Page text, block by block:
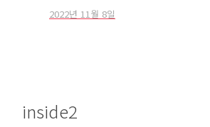
2022년 11월 8일
inside2